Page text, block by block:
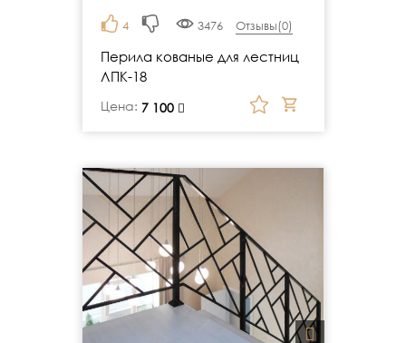
4 3476 Отзывы(0)
Перила кованые для лестниц
ЛПК-18
Цена: 7 100
руб.